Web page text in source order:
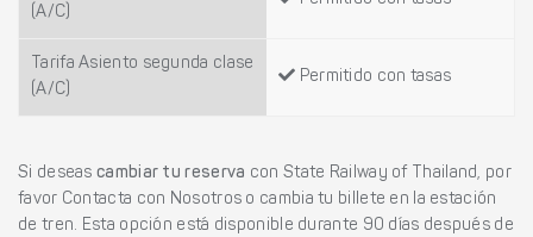
(A/C)
Tarifa Asiento segunda clase
(A/C)
Permitido con tasas
Si deseas cambiar tu reserva con State Railway of Thailand, por
favor Contacta con Nosotros o cambia tu billete en la estación
de tren. Esta opción está disponible durante 90 días después de